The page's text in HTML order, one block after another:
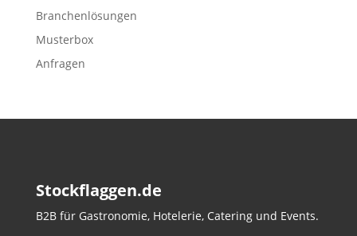
Branchenlösungen
Musterbox
Anfragen
Stockflaggen.de
B2B für Gastronomie, Hotelerie, Catering und Events.